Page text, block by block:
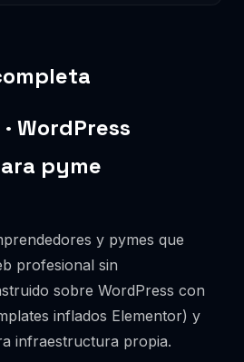
WordPress
pyme
y pymes que
profesional sin
sobre WordPress con
inflados Elementor) y
infraestructura propia.